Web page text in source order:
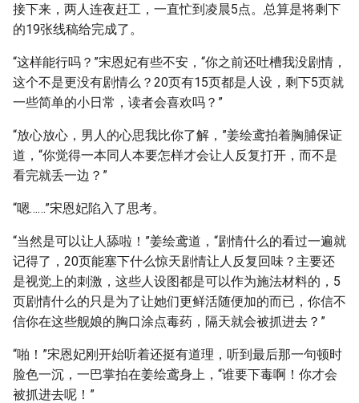
接下来，两人连夜赶工，一直忙到凌晨5点。总算是将剩下
的19张线稿给完成了。
“这样能行吗？”宋恩妃有些不安，“你之前还吐槽我没剧情，
这个不是更没有剧情么？20页有15页都是人设，剩下5页就
一些简单的小日常，读者会喜欢吗？”
“放心放心，男人的心思我比你了解，”姜绘鸢拍着胸脯保证
道，“你觉得一本同人本要怎样才会让人反复打开，而不是
看完就丢一边？”
“嗯……”宋恩妃陷入了思考。
“当然是可以让人舔啦！”姜绘鸢道，“剧情什么的看过一遍就
记得了，20页能塞下什么惊天剧情让人反复回味？主要还
是视觉上的刺激，这些人设图都是可以作为施法材料的，5
页剧情什么的只是为了让她们更鲜活随便加的而已，你信不
信你在这些舰娘的胸口涂点毒药，隔天就会被抓进去？”
“啪！”宋恩妃刚开始听着还挺有道理，听到最后那一句顿时
脸色一沉，一巴掌拍在姜绘鸢身上，“谁要下毒啊！你才会
被抓进去呢！”